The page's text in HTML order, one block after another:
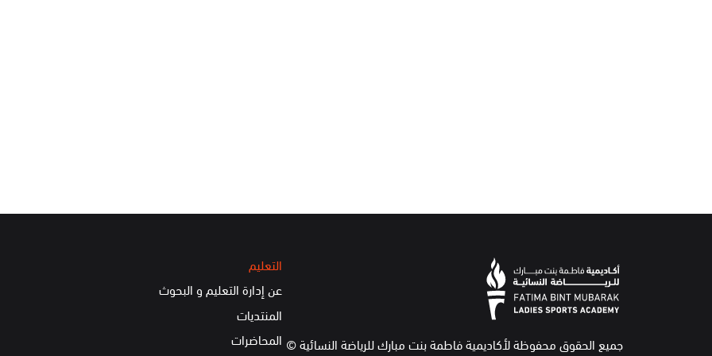
التعليم
عن إدارة التعليم و البحوث
المنتديات
المحاضرات جميع الحقوق محفوظة لأكاديمية فاطمة بنت مبارك للرياضة النسائية ©